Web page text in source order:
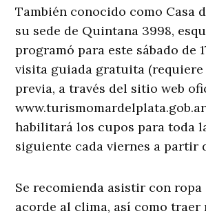
También conocido como Casa
su sede de Quintana 3998,
programó para este sábado de
visita guiada gratuita
previa, a través del sitio web
habilitará los cupos para toda
siguiente cada viernes a partir
Se recomienda asistir con ropa
acorde al clima, así como traer